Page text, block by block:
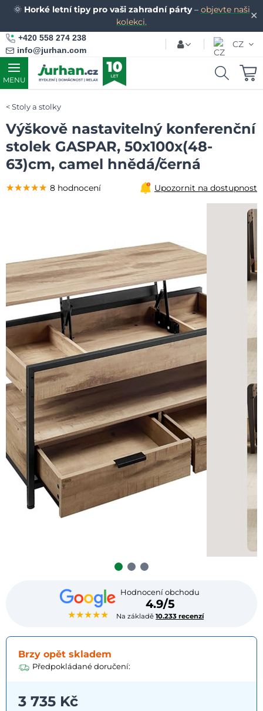
✕
🌞 Horké letní tipy pro vaši zahradní párty– objevte naši
kolekci.
+420 558 274 238
info@jurhan.com
CZ
MENU
Stoly a stolky
Výškově nastavitelný konferenční
stolek GASPAR, 50x100x(48-
63)cm, camel hnědá/černá
★★★★★
Hodnocení obchodu
4.9/5
Na základě10.233 recenzí
★★★★★
★★★★★
★★★★★ 8 hodnocení Upozornit na dostupnost
Brzy opět skladem
Předpokládané doručení:
3 735 Kč